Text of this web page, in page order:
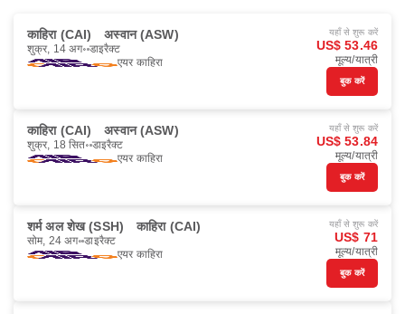
काहिरा (CAI) अस्वान (ASW)
शुक्र, 14 अग॰ डाइरैक्ट
एयर काहिरा
यहाँ से शुरू करें
US$ 53.46
मूल्य/यात्री
बुक करें
काहिरा (CAI) अस्वान (ASW)
शुक्र, 18 सित॰ डाइरैक्ट
एयर काहिरा
यहाँ से शुरू करें
US$ 53.84
मूल्य/यात्री
बुक करें
शर्म अल शेख (SSH) काहिरा (CAI)
सोम, 24 अग॰ डाइरैक्ट
एयर काहिरा
यहाँ से शुरू करें
US$ 71
मूल्य/यात्री
बुक करें